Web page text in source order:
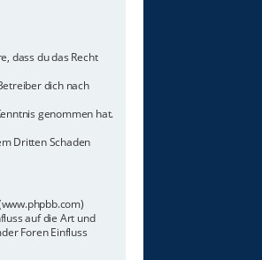
dass du das Recht
dich nach
genommen hat.
Dritten Schaden
auf die Art und
Foren Einfluss